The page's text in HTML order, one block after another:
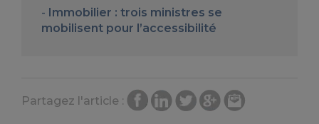
Immobilier : trois ministres se
mobilisent pour l’accessibilité
Partagez l'article :